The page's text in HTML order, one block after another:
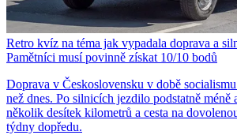
Retro kvíz na téma jak vypadala doprava a
Pamětníci musí povinně získat 10/10 bodů
Doprava v Československu v době
než dnes. Po silnicích jezdilo podstatně méně
několik desítek kilometrů a cesta na
týdny dopředu.